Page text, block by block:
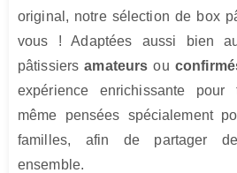
original, notre sélection de box
vous ! Adaptées aussi bien
pâtissiers amateurs ou
expérience enrichissante
même pensées spécialement
familles, afin de partager
ensemble.